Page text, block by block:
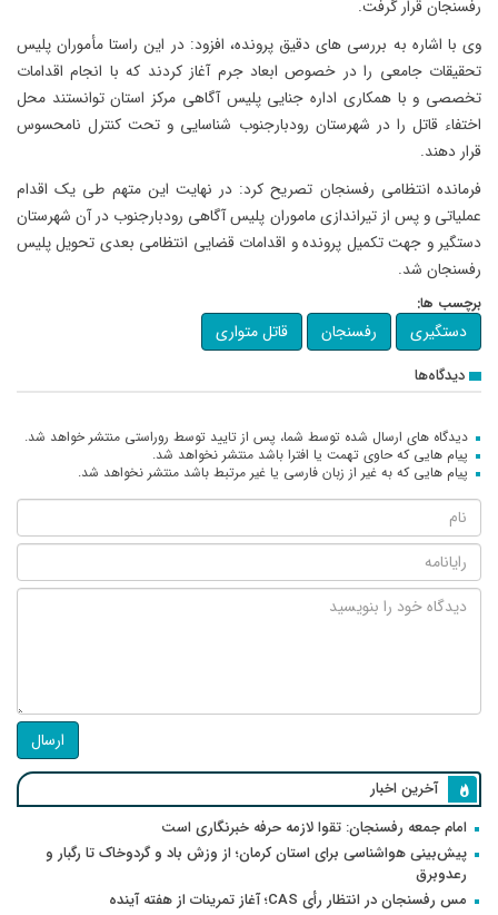
رفسنجان قرار گرفت.
وی با اشاره به بررسی های دقیق پرونده، افزود: در این راستا مأموران پلیس
تحقیقات جامعی را در خصوص ابعاد جرم آغاز کردند که با انجام اقدامات
تخصصی و با همکاری اداره جنایی پلیس آگاهی مرکز استان توانستند محل
اختفاء قاتل را در شهرستان رودبارجنوب شناسایی و تحت کنترل نامحسوس
قرار دهند.
فرمانده انتظامی رفسنجان تصریح کرد: در نهایت این متهم طی یک اقدام
عملیاتی و پس از تیراندازی ماموران پلیس آگاهی رودبارجنوب در آن شهرستان
دستگیر و جهت تکمیل پرونده و اقدامات قضایی انتظامی بعدی تحویل پلیس
رفسنجان شد.
برچسب ها:
دستگیری رفسنجان قاتل متواری
دیدگاه‌ها
دیدگاه های ارسال شده توسط شما، پس از تایید توسط روراستی منتشر خواهد شد.
پیام هایی که حاوی تهمت یا افترا باشد منتشر نخواهد شد.
پیام هایی که به غیر از زبان فارسی یا غیر مرتبط باشد منتشر نخواهد شد.
ارسال
آخرین اخبار
امام جمعه رفسنجان: تقوا لازمه حرفه خبرنگاری است
پیش‌بینی هواشناسی برای استان کرمان؛ از وزش باد و گردوخاک تا رگبار و
رعدوبرق
مس رفسنجان در انتظار رأی CAS؛ آغاز تمرینات از هفته آینده